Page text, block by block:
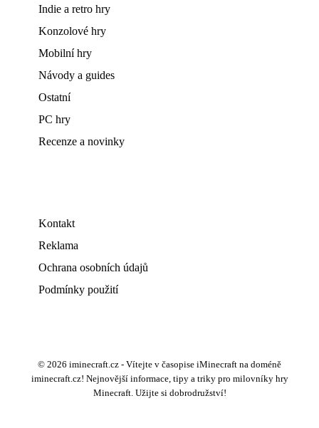
Indie a retro hry
Konzolové hry
Mobilní hry
Návody a guides
Ostatní
PC hry
Recenze a novinky
Kontakt
Reklama
Ochrana osobních údajů
Podmínky použití
© 2026 iminecraft.cz - Vítejte v časopise iMinecraft na doméně
iminecraft.cz! Nejnovější informace, tipy a triky pro milovníky hry
Minecraft. Užijte si dobrodružství!